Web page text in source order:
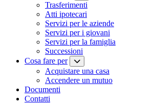
Trasferimenti
Atti ipotecari
Servizi per le aziende
Servizi per i giovani
Servizi per la famiglia
Successioni
Cosa fare per
Acquistare una casa
Accendere un mutuo
Documenti
Contatti